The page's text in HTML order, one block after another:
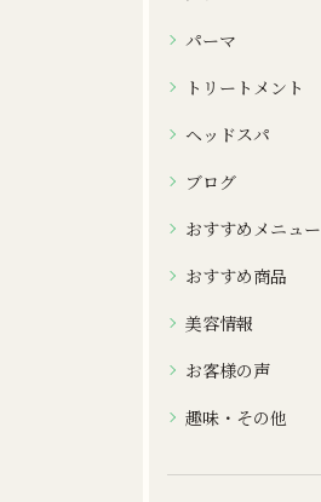
パーマ
トリートメント
ヘッドスパ
ブログ
おすすめメニュー
おすすめ商品
美容情報
お客様の声
趣味・その他